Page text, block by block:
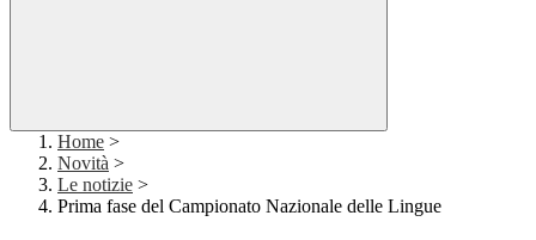
Home >
Novità >
Le notizie >
Prima fase del Campionato Nazionale delle Lingue